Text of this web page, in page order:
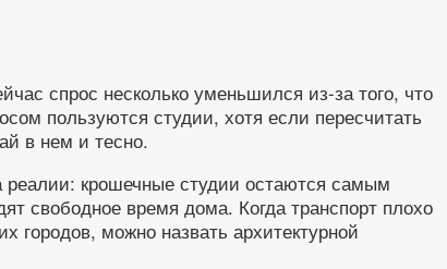
спрос несколько уменьшился из-за того, что
пользуются студии, хотя если пересчитать
в нем и тесно.
реалии: крошечные студии остаются самым
свободное время дома. Когда транспорт плохо
городов, можно назвать архитектурной